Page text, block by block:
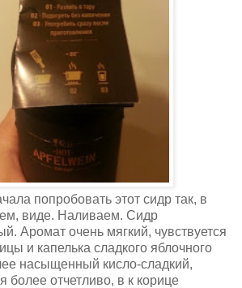
попробовать этот сидр так, в
виде. Наливаем. Сидр
Аромат очень мягкий, чувствуется
и капелька сладкого яблочного
насыщенный кисло-сладкий,
более отчетливо, в к корице